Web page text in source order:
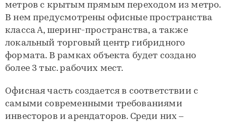
метров с крытым прямым переходом из метро.
В нем предусмотрены офисные пространства
класса А, шеринг-пространства, а также
локальный торговый центр гибридного
формата. В рамках объекта будет создано
более 3 тыс. рабочих мест.
Офисная часть создается в соответствии с
самыми современными требованиями
инвесторов и арендаторов. Среди них –